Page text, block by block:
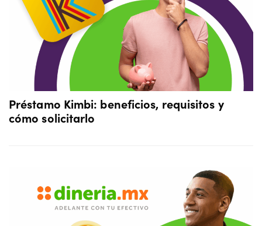
Préstamo Kimbi: beneficios, requisitos y
cómo solicitarlo